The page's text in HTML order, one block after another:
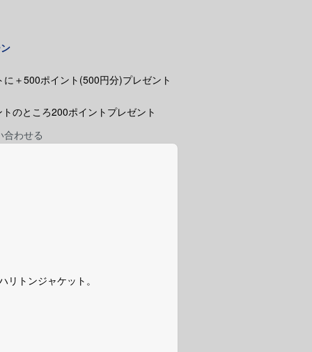
＋500ポイント(500円分)プレゼント
のところ200ポイントプレゼント
合わせる
トンジャケット。